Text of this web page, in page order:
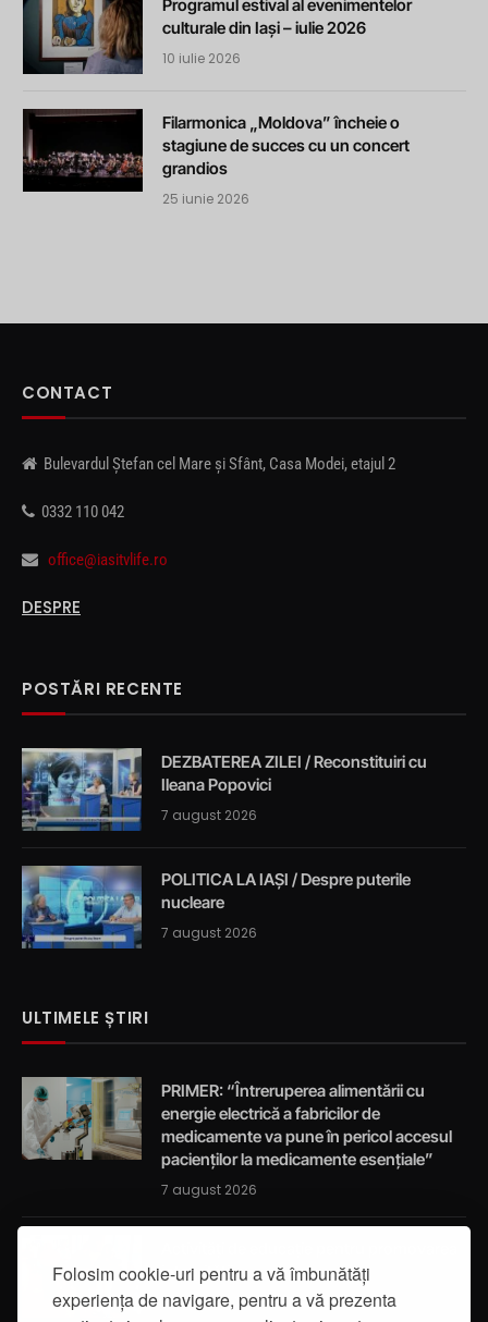
Folosim cookie-uri pentru a vă îmbunătăți
experiența de navigare, pentru a vă prezenta
Programul estival al evenimentelor
culturale din Iași – iulie 2026
10 iulie 2026
Filarmonica „Moldova” încheie o
stagiune de succes cu un concert
grandios
25 iunie 2026
CONTACT
Bulevardul Ștefan cel Mare și Sfânt, Casa Modei, etajul 2
0332 110 042
office@iasitvlife.ro
DESPRE
POSTĂRI RECENTE
DEZBATEREA ZILEI / Reconstituiri cu
Ileana Popovici
7 august 2026
POLITICA LA IAȘI / Despre puterile
nucleare
7 august 2026
ULTIMELE ȘTIRI
PRIMER: “Întreruperea alimentării cu
energie electrică a fabricilor de
medicamente va pune în pericol accesul
pacienților la medicamente esențiale”
7 august 2026
integrității
7 august 2026